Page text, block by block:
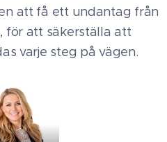
att få ett undantag från
för att säkerställa att
varje steg på vägen.